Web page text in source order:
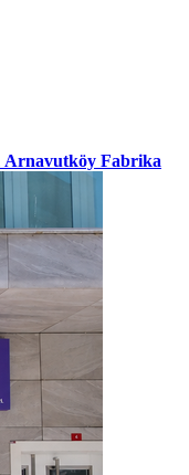
Arnavutköy Fabrika